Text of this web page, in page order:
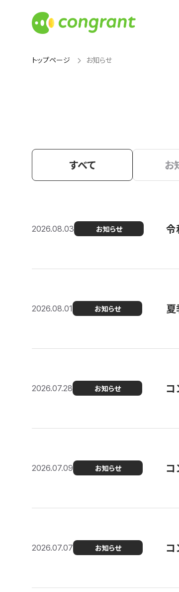
トップページ お知らせ
すべて お
2026.08.03 お知らせ 令
2026.08.01 お知らせ 夏
2026.07.28 お知らせ コ
2026.07.09 お知らせ コ
2026.07.07 お知らせ コ